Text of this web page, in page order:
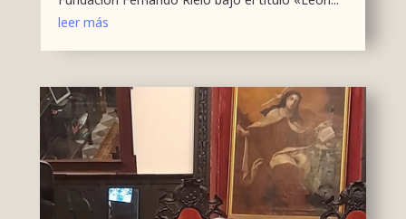
leer más